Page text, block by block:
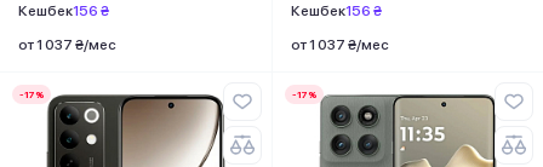
Кешбек156 ₴
от 1 037 ₴/мес
Кешбек156 ₴
от 1 037 ₴/мес
-17% -17%